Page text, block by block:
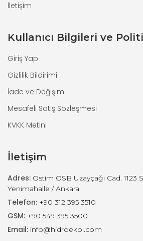
İletişim
Kullanıcı Bilgileri ve
Giriş Yap
Gizlilik Bildirimi
İade ve Değişim
Mesafeli Satış Sözleşmesi
KVKK Metini
İletişim
Adres: Ostim OSB Uzayçağı Cad. 1123
Yenimahalle / Ankara
Telefon: +90 312 395 3510
GSM: +90 549 395 3500
Email: info@hidroekol.com